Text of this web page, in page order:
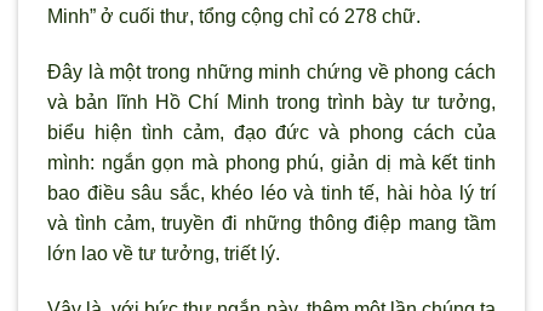
Minh” ở cuối thư, tổng cộng chỉ có 278 chữ.
Đây là một trong những minh chứng về phong cách
và bản lĩnh Hồ Chí Minh trong trình bày tư tưởng,
biểu hiện tình cảm, đạo đức và phong cách của
mình: ngắn gọn mà phong phú, giản dị mà kết tinh
bao điều sâu sắc, khéo léo và tinh tế, hài hòa lý trí
và tình cảm, truyền đi những thông điệp mang tầm
lớn lao về tư tưởng, triết lý.